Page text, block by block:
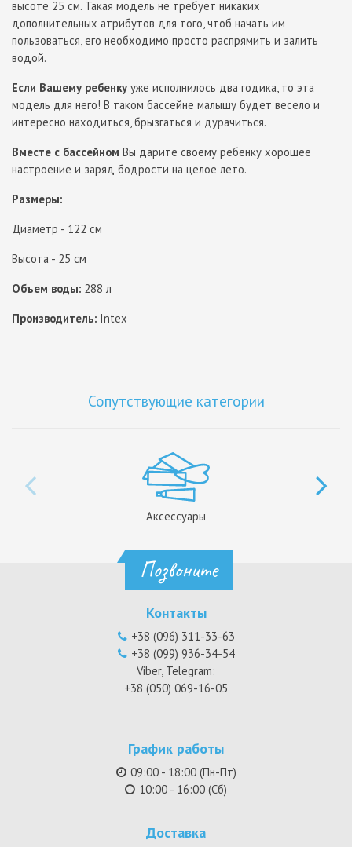
высоте 25 см. Такая модель не требует никаких
дополнительных атрибутов для того, чтоб начать им
пользоваться, его необходимо просто распрямить и залить
водой.
Если Вашему ребенку уже исполнилось два годика, то эта
модель для него! В таком бассейне малышу будет весело и
интересно находиться, брызгаться и дурачиться.
Вместе с бассейном Вы дарите своему ребенку хорошее
настроение и заряд бодрости на целое лето.
Размеры:
Диаметр - 122 см
Высота - 25 см
Объем воды: 288 л
Производитель: Intex
Сопутствующие категории
Аксессуары
Позвоните
Контакты
+38 (096) 311-33-63
+38 (099) 936-34-54
Viber, Telegram:
+38 (050) 069-16-05
График работы
09:00 - 18:00 (Пн-Пт)
10:00 - 16:00 (Сб)
Доставка